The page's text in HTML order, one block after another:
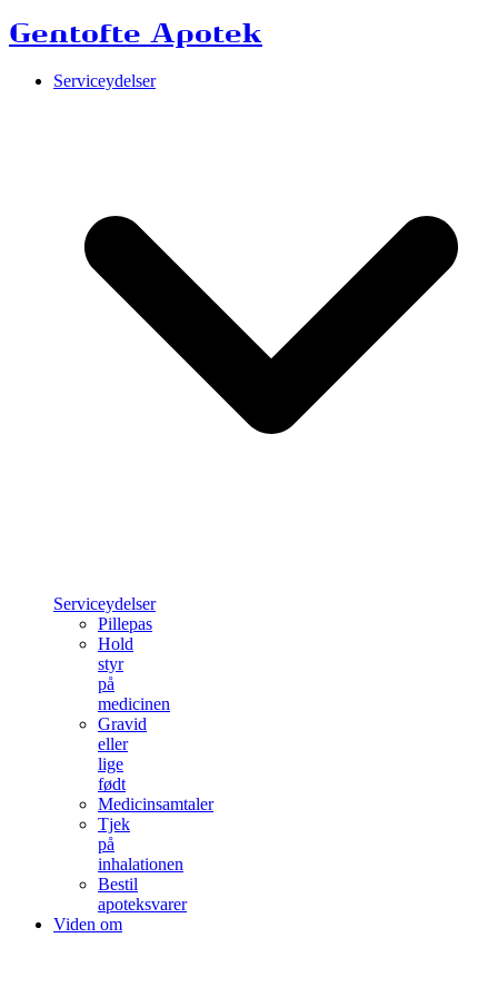
Gentofte Apotek
Serviceydelser
Serviceydelser
Pillepas
Hold
styr
på
medicinen
Gravid
eller
lige
født
Medicinsamtaler
Tjek
på
inhalationen
Bestil
apoteksvarer
Viden om